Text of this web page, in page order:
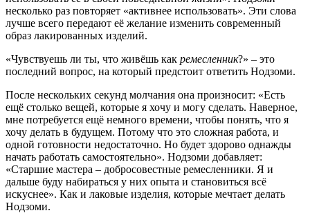
несколько раз повторяет «активнее использовать». Эти слова
лучше всего передают её желание изменить современный
образ лакированных изделий.
«Чувствуешь ли ты, что живёшь как ремесленник?» – это
последний вопрос, на который предстоит ответить Нодзоми.
После нескольких секунд молчания она произносит: «Есть
ещё столько вещей, которые я хочу и могу сделать. Наверное,
мне потребуется ещё немного времени, чтобы понять, что я
хочу делать в будущем. Потому что это сложная работа, и
одной готовности недостаточно. Но будет здорово однажды
начать работать самостоятельно». Нодзоми добавляет:
«Старшие мастера – добросовестные ремесленники. Я и
дальше буду набираться у них опыта и становиться всё
искуснее». Как и лаковые изделия, которые мечтает делать
Нодзоми.